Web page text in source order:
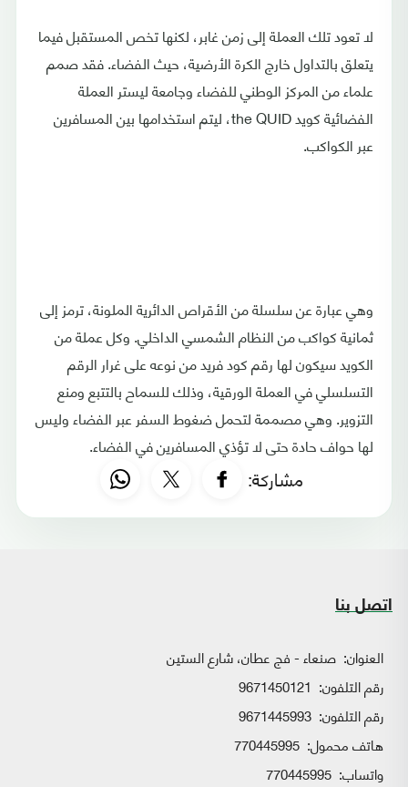
لا تعود تلك العملة إلى زمن غابر، لكنها تخص المستقبل فيما
يتعلق بالتداول خارج الكرة الأرضية، حيث الفضاء. فقد صمم
علماء من المركز الوطني للفضاء وجامعة ليستر العملة
الفضائية كويد the QUID، ليتم استخدامها بين المسافرين
عبر الكواكب.
وهي عبارة عن سلسلة من الأقراص الدائرية الملونة، ترمز إلى
ثمانية كواكب من النظام الشمسي الداخلي. وكل عملة من
الكويد سيكون لها رقم كود فريد من نوعه على غرار الرقم
التسلسلي في العملة الورقية، وذلك للسماح بالتتبع ومنع
التزوير. وهي مصممة لتحمل ضغوط السفر عبر الفضاء وليس
لها حواف حادة حتى لا تؤذي المسافرين في الفضاء.
مشاركة:
اتصل بنا
العنوان: صنعاء - فج عطان، شارع الستين
رقم التلفون: 9671450121
رقم التلفون: 9671445993
هاتف محمول: 770445995
واتساب: